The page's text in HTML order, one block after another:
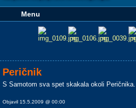
Peričnik
S Samotom sva spet skakala okoli Peričnika.
Objavil 15.5.2009 @ 00:00